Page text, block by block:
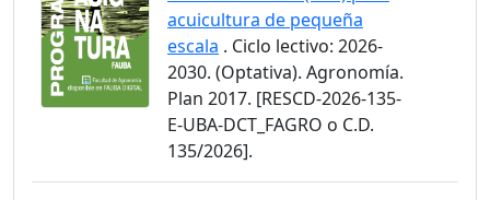
acuicultura de pequeña
escala . Ciclo lectivo: 2026-
2030. (Optativa). Agronomía.
Plan 2017. [RESCD-2026-135-
E-UBA-DCT_FAGRO o C.D.
135/2026].